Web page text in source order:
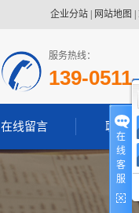
企业分站 网站地图
服务热线：
139-
在线留言 联系
在
线
客
服